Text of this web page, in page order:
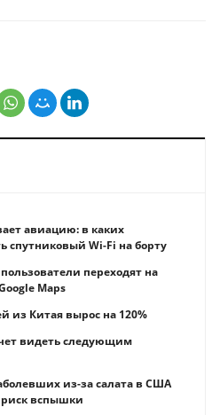
продать до 550 млн долларов, а
предприниматели стали
авиацию: в каких
спутниковый Wi-Fi на борту
переходят на
Maps
из Китая вырос на 120%
видеть следующим
из-за салата в США
риск вспышки